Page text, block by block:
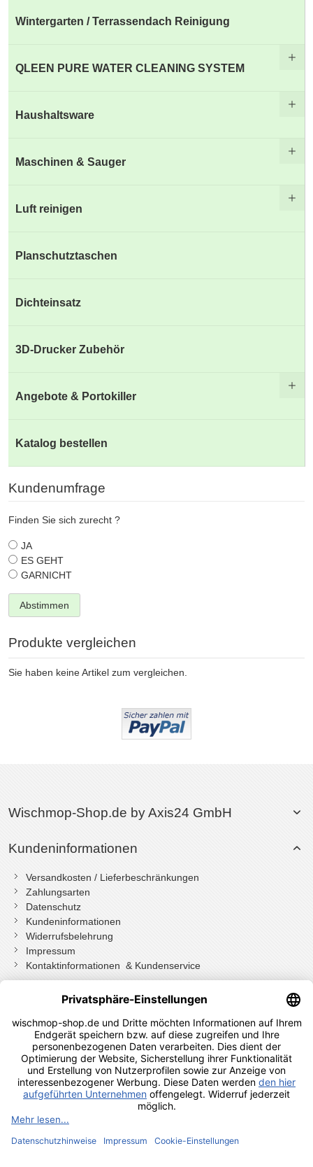
Wintergarten / Terrassendach Reinigung
QLEEN PURE WATER CLEANING SYSTEM
Haushaltsware
Maschinen & Sauger
Luft reinigen
Planschutztaschen
Dichteinsatz
3D-Drucker Zubehör
Angebote & Portokiller
Katalog bestellen
Kundenumfrage
Finden Sie sich zurecht ?
JA
ES GEHT
GARNICHT
Abstimmen
Produkte vergleichen
Sie haben keine Artikel zum vergleichen.
Wischmop-Shop.de by Axis24 GmbH
Kundeninformationen
Versandkosten / Lieferbeschränkungen
Zahlungsarten
Datenschutz
Kundeninformationen
Widerrufsbelehrung
Impressum
Kontaktinformationen & Kundenservice
Wenn Sie mit Kundenkonto bestellt haben, können Sie sich
einloggen
und bei der Bestellung in Ihrem Konto den Widerrufen Button
drücken.
Wenn Sie als Gast bestellt haben klicken Sie auf diesen Button.
Shopauskunft Kundenbewertungen